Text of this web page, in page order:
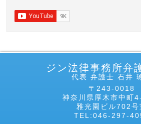
ジン法律事務所弁
代表 弁護士 石井
〒243-0018
神奈川県厚木市中町
雅光園ビル702号
TEL:046-297-